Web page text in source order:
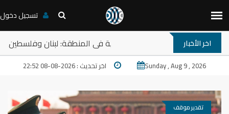
تسجيل دخول
اخر الأخبار
حلقة نقاش: ترامب والمخارج المستعصية في المنطقة: لبنان
Sunday , Aug 9 , 2026 اخر تحديث : 2026-08-08 22:52
تقدير موقف